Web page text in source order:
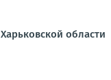
области